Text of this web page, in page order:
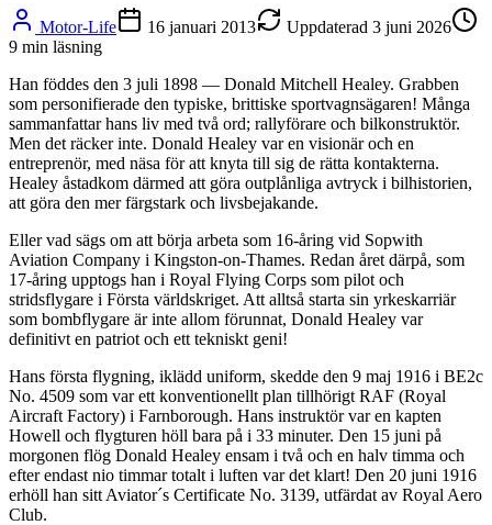
Motor-Life 16 januari 2013 Uppdaterad 3 juni 2026
9 min läsning
Han föddes den 3 juli 1898 — Donald Mitchell Healey. Grabben
som personifierade den typiske, brittiske sportvagnsägaren! Många
sammanfattar hans liv med två ord; rallyförare och bilkonstruktör.
Men det räcker inte. Donald Healey var en visionär och en
entreprenör, med näsa för att knyta till sig de rätta kontakterna.
Healey åstadkom därmed att göra outplånliga avtryck i bilhistorien,
att göra den mer färgstark och livsbejakande.
Eller vad sägs om att börja arbeta som 16-åring vid Sopwith
Aviation Company i Kingston-on-Thames. Redan året därpå, som
17-åring upptogs han i Royal Flying Corps som pilot och
stridsflygare i Första världskriget. Att alltså starta sin yrkeskarriär
som bombflygare är inte allom förunnat, Donald Healey var
definitivt en patriot och ett tekniskt geni!
Hans första flygning, iklädd uniform, skedde den 9 maj 1916 i BE2c
No. 4509 som var ett konventionellt plan tillhörigt RAF (Royal
Aircraft Factory) i Farnborough. Hans instruktör var en kapten
Howell och flygturen höll bara på i 33 minuter. Den 15 juni på
morgonen flög Donald Healey ensam i två och en halv timma och
efter endast nio timmar totalt i luften var det klart! Den 20 juni 1916
erhöll han sitt Aviator´s Certificate No. 3139, utfärdat av Royal Aero
Club.